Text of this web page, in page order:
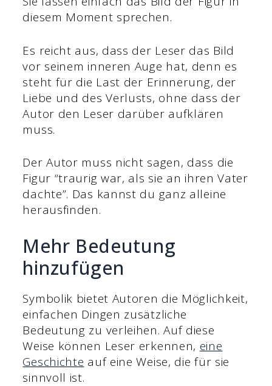
diesem Moment sprechen.
Es reicht aus, dass der Leser das Bild
vor seinem inneren Auge hat, denn es
steht für die Last der Erinnerung, der
Liebe und des Verlusts, ohne dass der
Autor den Leser darüber aufklären
muss.
Der Autor muss nicht sagen, dass die
Figur “traurig war, als sie an ihren Vater
dachte”. Das kannst du ganz alleine
herausfinden.
Mehr Bedeutung
hinzufügen
Symbolik bietet Autoren die Möglichkeit,
einfachen Dingen zusätzliche
Bedeutung zu verleihen. Auf diese
Weise können Leser erkennen, eine
Geschichte auf eine Weise, die für sie
sinnvoll ist.